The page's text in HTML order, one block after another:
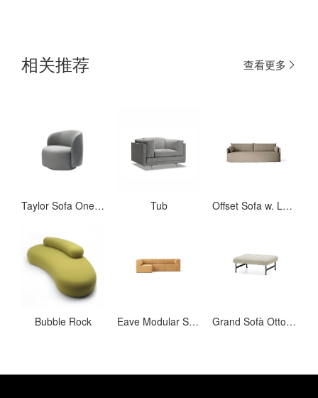
相关推荐 查看更多
Taylor Sofa One Seater-Swivel Tub Offset Sofa w. Loose Cover
Bubble Rock Eave Modular Sofa, 86, 4 Seater Grand Sofà Ottoman